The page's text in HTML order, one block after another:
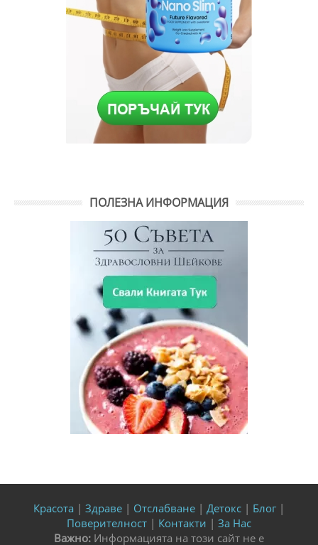
ПОЛЕЗНА ИНФОРМАЦИЯ
Красота | Здраве | Отслабване | Детокс | Блог |
Поверителност | Контакти | За Нас
Важно: Информацията на този сайт не е